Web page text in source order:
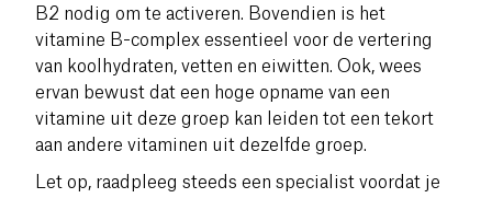
B2 nodig om te activeren. Bovendien is het
vitamine B-complex essentieel voor de vertering
van koolhydraten, vetten en eiwitten. Ook, wees
ervan bewust dat een hoge opname van een
vitamine uit deze groep kan leiden tot een tekort
aan andere vitaminen uit dezelfde groep.
Let op, raadpleeg steeds een specialist voordat je